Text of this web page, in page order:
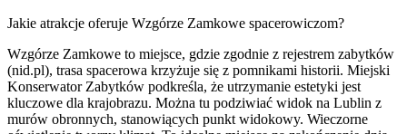
Jakie atrakcje oferuje Wzgórze Zamkowe spacerowiczom?
Wzgórze Zamkowe to miejsce, gdzie zgodnie z rejestrem zabytków
(nid.pl), trasa spacerowa krzyżuje się z pomnikami historii. Miejski
Konserwator Zabytków podkreśla, że utrzymanie estetyki jest
kluczowe dla krajobrazu. Można tu podziwiać widok na Lublin z
murów obronnych, stanowiących punkt widokowy. Wieczorne